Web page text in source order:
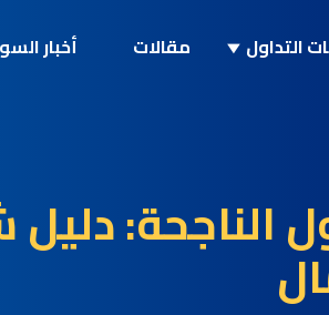
التداول مقالات أخبار
الناجحة: